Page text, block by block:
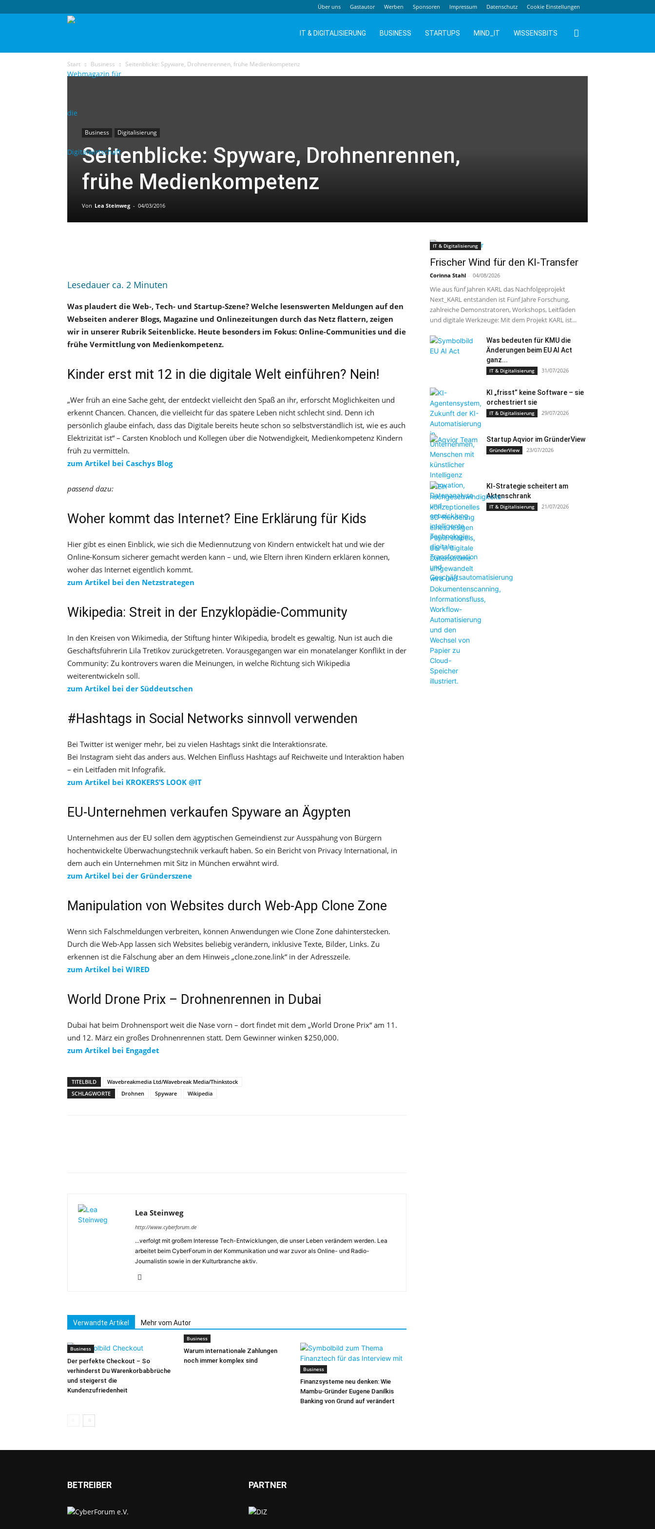
Über uns Gastautor Werben Sponsoren Impressum Datenschutz Cookie Einstellungen
IT & DIGITALISIERUNG BUSINESS STARTUPS MIND_IT WISSENSBITS
Start Business Seitenblicke: Spyware, Drohnenrennen, frühe Medienkompetenz
Business Digitalisierung
Seitenblicke: Spyware, Drohnenrennen,
frühe Medienkompetenz
Von Lea Steinweg - 04/03/2016
Lesedauer ca. 2 Minuten
Was plaudert die Web-, Tech- und Startup-Szene? Welche lesenswerten Meldungen auf den
Webseiten anderer Blogs, Magazine und Onlinezeitungen durch das Netz flattern, zeigen
wir in unserer Rubrik Seitenblicke. Heute besonders im Fokus: Online-Communities und die
frühe Vermittlung von Medienkompetenz.
Kinder erst mit 12 in die digitale Welt einführen? Nein!
„Wer früh an eine Sache geht, der entdeckt vielleicht den Spaß an ihr, erforscht Möglichkeiten und
erkennt Chancen. Chancen, die vielleicht für das spätere Leben nicht schlecht sind. Denn ich
persönlich glaube einfach, dass das Digitale bereits heute schon so selbstverständlich ist, wie es auch
Elektrizität ist“ – Carsten Knobloch und Kollegen über die Notwendigkeit, Medienkompetenz Kindern
früh zu vermitteln.
zum Artikel bei Caschys Blog
passend dazu:
Woher kommt das Internet? Eine Erklärung für Kids
Hier gibt es einen Einblick, wie sich die Mediennutzung von Kindern entwickelt hat und wie der
Online-Konsum sicherer gemacht werden kann – und, wie Eltern ihren Kindern erklären können,
woher das Internet eigentlich kommt.
zum Artikel bei den Netzstrategen
Wikipedia: Streit in der Enzyklopädie-Community
In den Kreisen von Wikimedia, der Stiftung hinter Wikipedia, brodelt es gewaltig. Nun ist auch die
Geschäftsführerin Lila Tretikov zurückgetreten. Vorausgegangen war ein monatelanger Konflikt in der
Community: Zu kontrovers waren die Meinungen, in welche Richtung sich Wikipedia
weiterentwickeln soll.
zum Artikel bei der Süddeutschen
#Hashtags in Social Networks sinnvoll verwenden
Bei Twitter ist weniger mehr, bei zu vielen Hashtags sinkt die Interaktionsrate.
Bei Instagram sieht das anders aus. Welchen Einfluss Hashtags auf Reichweite und Interaktion haben
– ein Leitfaden mit Infografik.
zum Artikel bei KROKERS’S LOOK @IT
EU-Unternehmen verkaufen Spyware an Ägypten
Unternehmen aus der EU sollen dem ägyptischen Gemeindienst zur Ausspähung von Bürgern
hochentwickelte Überwachungstechnik verkauft haben. So ein Bericht von Privacy International, in
dem auch ein Unternehmen mit Sitz in München erwähnt wird.
zum Artikel bei der Gründerszene
Manipulation von Websites durch Web-App Clone Zone
Wenn sich Falschmeldungen verbreiten, können Anwendungen wie Clone Zone dahinterstecken.
Durch die Web-App lassen sich Websites beliebig verändern, inklusive Texte, Bilder, Links. Zu
erkennen ist die Fälschung aber an dem Hinweis „clone.zone.link“ in der Adresszeile.
zum Artikel bei WIRED
World Drone Prix – Drohnenrennen in Dubai
Dubai hat beim Drohnensport weit die Nase vorn – dort findet mit dem „World Drone Prix“ am 11.
und 12. März ein großes Drohnenrennen statt. Dem Gewinner winken $250,000.
zum Artikel bei Engagdet
TITELBILD
Wavebreakmedia Ltd/Wavebreak Media/Thinkstock
SCHLAGWORTE
Drohnen Spyware Wikipedia
Lea Steinweg
http://www.cyberforum.de
...verfolgt mit großem Interesse Tech-Entwicklungen, die unser Leben verändern werden. Lea
arbeitet beim CyberForum in der Kommunikation und war zuvor als Online- und Radio-
Journalistin sowie in der Kulturbranche aktiv.
Verwandte Artikel Mehr vom Autor
Business
Der perfekte Checkout – So
verhinderst Du Warenkorbabbrüche
und steigerst die
Kundenzufriedenheit
Business
Warum internationale Zahlungen
noch immer komplex sind
Business
Finanzsysteme neu denken: Wie
Mambu-Gründer Eugene Danilkis
Banking von Grund auf verändert
IT & Digitalisierung
Frischer Wind für den KI-Transfer
Corinna Stahl - 04/08/2026
Wie aus fünf Jahren KARL das Nachfolgeprojekt
Next_KARL entstanden ist Fünf Jahre Forschung,
zahlreiche Demonstratoren, Workshops, Leitfäden
und digitale Werkzeuge: Mit dem Projekt KARL ist...
Was bedeuten für KMU die
Änderungen beim EU AI Act
ganz...
IT & Digitalisierung 31/07/2026
KI „frisst” keine Software – sie
orchestriert sie
IT & Digitalisierung 29/07/2026
Startup Aqvior im GründerView
GründerView 23/07/2026
KI-Strategie scheitert am
Aktenschrank
IT & Digitalisierung 21/07/2026
BETREIBER PARTNER